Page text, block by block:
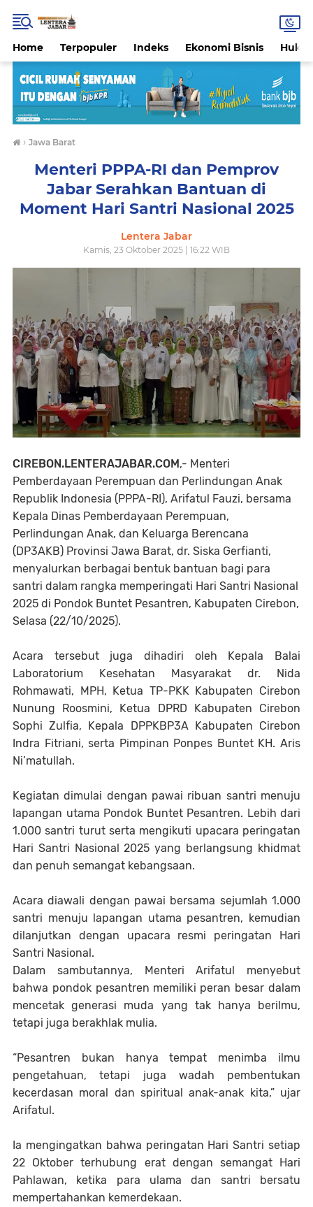
Home Terpopuler Indeks Ekonomi Bisnis
› Jawa Barat
Menteri PPPA-RI dan Pemprov
Jabar Serahkan Bantuan di
Moment Hari Santri Nasional 2025
Lentera Jabar
Kamis, 23 Oktober 2025 | 16:22 WIB
CIREBON.LENTERAJABAR.COM ,- Menteri
Pemberdayaan Perempuan dan Perlindungan Anak
Republik Indonesia (PPPA-RI), Arifatul Fauzi, bersama
Kepala Dinas Pemberdayaan Perempuan,
Perlindungan Anak, dan Keluarga Berencana
(DP3AKB) Provinsi Jawa Barat, dr. Siska Gerfianti,
menyalurkan berbagai bentuk bantuan bagi para
santri dalam rangka memperingati Hari Santri Nasional
2025 di Pondok Buntet Pesantren, Kabupaten Cirebon,
Selasa (22/10/2025).
Acara tersebut juga dihadiri oleh Kepala Balai
Laboratorium Kesehatan Masyarakat dr. Nida
Rohmawati, MPH, Ketua TP-PKK Kabupaten Cirebon
Nunung Roosmini, Ketua DPRD Kabupaten Cirebon
Sophi Zulfia, Kepala DPPKBP3A Kabupaten Cirebon
Indra Fitriani, serta Pimpinan Ponpes Buntet KH. Aris
Ni’matullah.
Kegiatan dimulai dengan pawai ribuan santri menuju
lapangan utama Pondok Buntet Pesantren. Lebih dari
1.000 santri turut serta mengikuti upacara peringatan
Hari Santri Nasional 2025 yang berlangsung khidmat
dan penuh semangat kebangsaan.
Acara diawali dengan pawai bersama sejumlah 1.000
santri menuju lapangan utama pesantren, kemudian
dilanjutkan dengan upacara resmi peringatan Hari
Santri Nasional.
Dalam sambutannya, Menteri Arifatul menyebut
bahwa pondok pesantren memiliki peran besar dalam
mencetak generasi muda yang tak hanya berilmu,
tetapi juga berakhlak mulia.
“Pesantren bukan hanya tempat menimba ilmu
pengetahuan, tetapi juga wadah pembentukan
kecerdasan moral dan spiritual anak-anak kita,” ujar
Arifatul.
Ia mengingatkan bahwa peringatan Hari Santri setiap
22 Oktober terhubung erat dengan semangat Hari
Pahlawan, ketika para ulama dan santri bersatu
mempertahankan kemerdekaan.